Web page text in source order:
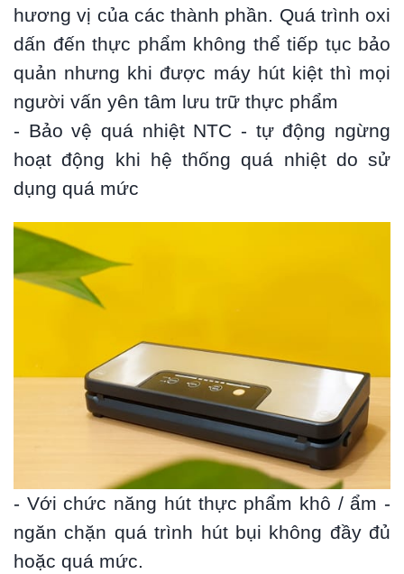
hương vị của các thành phần. Quá trình oxi
dấn đến thực phẩm không thể tiếp tục bảo
quản nhưng khi được máy hút kiệt thì mọi
người vấn yên tâm lưu trữ thực phẩm
- Bảo vệ quá nhiệt NTC - tự động ngừng
hoạt động khi hệ thống quá nhiệt do sử
dụng quá mức
- Với chức năng hút thực phẩm khô / ẩm -
ngăn chặn quá trình hút bụi không đầy đủ
hoặc quá mức.